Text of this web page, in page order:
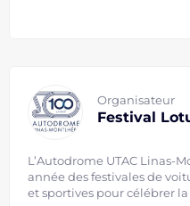
Organisateur
Festival
L’Autodrome UTAC Linas-
année des festivales de
et sportives pour célébrer